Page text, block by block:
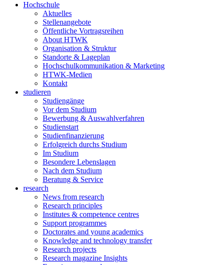
Hochschule
Aktuelles
Stellenangebote
Öffentliche Vortragsreihen
About HTWK
Organisation & Struktur
Standorte & Lageplan
Hochschulkommunikation & Marketing
HTWK-Medien
Kontakt
studieren
Studiengänge
Vor dem Studium
Bewerbung & Auswahlverfahren
Studienstart
Studienfinanzierung
Erfolgreich durchs Studium
Im Studium
Besondere Lebenslagen
Nach dem Studium
Beratung & Service
research
News from research
Research principles
Institutes & competence centres
Support programmes
Doctorates and young academics
Knowledge and technology transfer
Research projects
Research magazine Insights